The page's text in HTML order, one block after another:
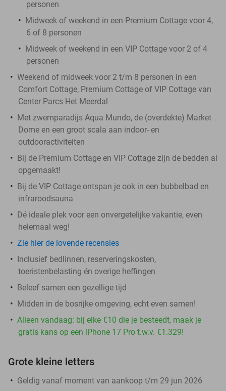
personen
Midweek of weekend in een Premium Cottage voor 4,
6 of 8 personen
Midweek of weekend in een VIP Cottage voor 2 of 4
personen
Weekend of midweek voor 2 t/m 8 personen in een
Comfort Cottage, Premium Cottage of VIP Cottage van
Center Parcs Het Meerdal
Met zwemparadijs Aqua Mundo, de (overdekte) Market
Dome en een groot scala aan indoor- en
outdooractiviteiten
Bij de Premium Cottage en VIP Cottage zijn de bedden al
opgemaakt!
Bij de VIP Cottage ontspan je ook in een bubbelbad en
infraroodsauna
Dé ideale plek voor een onvergetelijke vakantie, even
helemaal weg!
Zie hier de lovende recensies
Inclusief bedlinnen, reserveringskosten,
toeristenbelasting én overige heffingen
Beleef samen een gezellige tijd
Midden in de bosrijke omgeving, echt even samen!
Alleen vandaag: bij elke €10 die je besteedt, maak je
gratis kans op een iPhone 17 Pro t.w.v. €1.329!
Grote kleine letters
Geldig vanaf moment van aankoop t/m 29 jun 2026